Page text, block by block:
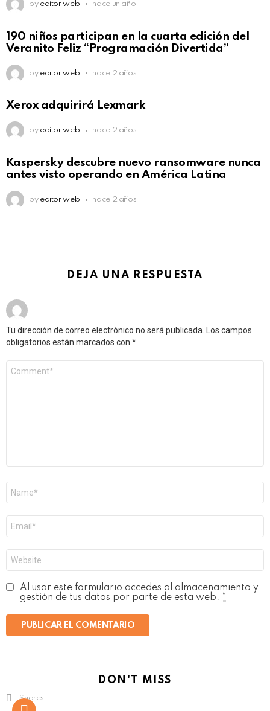
by editor web hace un año
190 niños participan en la cuarta edición del
Veranito Feliz “Programación Divertida”
by editor web hace 2 años
Xerox adquirirá Lexmark
by editor web hace 2 años
Kaspersky descubre nuevo ransomware nunca
antes visto operando en América Latina
by editor web hace 2 años
DEJA UNA RESPUESTA
Tu dirección de correo electrónico no será publicada.
Los campos
obligatorios están marcados con *
electrónico
*
Al usar este formulario accedes al almacenamiento y
gestión de tus datos por parte de esta web.
DON'T MISS
Shares